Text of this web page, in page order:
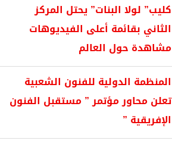
كليب” لولا البنات” يحتل المركز
الثاني بقائمة أعلى الفيديوهات
مشاهدة حول العالم
المنظمة الدولية للفنون الشعبية
تعلن محاور مؤتمر ” مستقبل الفنون
الإفريقية ”